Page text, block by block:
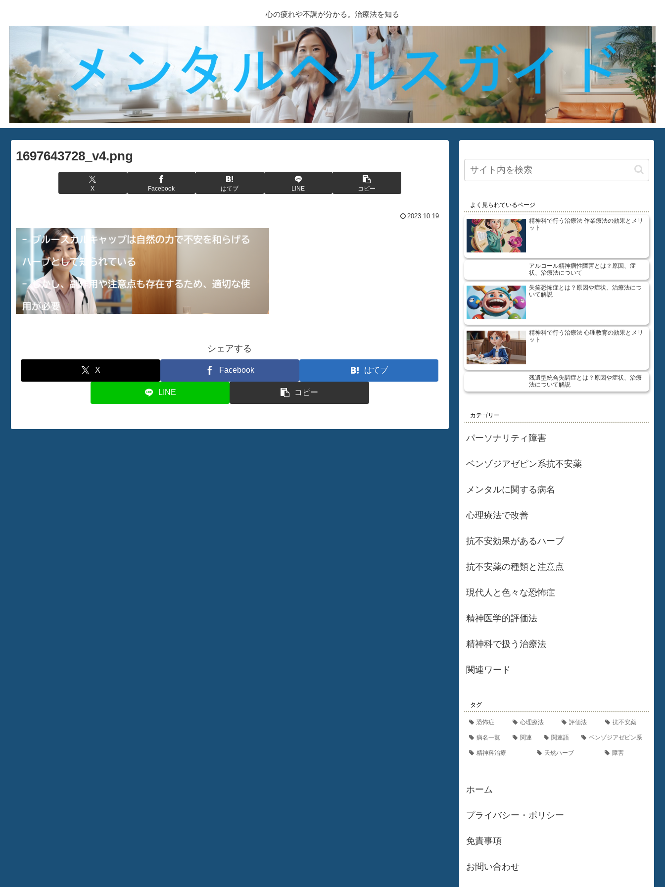
心の疲れや不調が分かる。治療法を知る
1697643728_v4.png
X Facebook はてブ LINE コピー
2023.10.19
シェアする
X Facebook はてブ
LINE コピー
よく見られているページ
精神科で行う治療法 作業療法の効果とメリ
ット
アルコール精神病性障害とは？原因、症
状、治療法について
失笑恐怖症とは？原因や症状、治療法につ
いて解説
精神科で行う治療法 心理教育の効果とメリ
ット
残遺型統合失調症とは？原因や症状、治療
法について解説
カテゴリー
パーソナリティ障害
ベンゾジアゼピン系抗不安薬
メンタルに関する病名
心理療法で改善
抗不安効果があるハーブ
抗不安薬の種類と注意点
現代人と色々な恐怖症
精神医学的評価法
精神科で扱う治療法
関連ワード
タグ
恐怖症 心理療法 評価法 抗不安薬
病名一覧 関連 関連語 ベンゾジアゼピン系
精神科治療 天然ハーブ 障害
ホーム
プライバシー・ポリシー
免責事項
お問い合わせ